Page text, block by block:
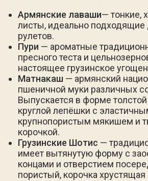
Армянские лаваши— тонкие,
листы, идеально подходящие
рулетов.
Пури — ароматные
пресного теста и
настоящее грузинское
Матнакаш — армянский
пшеничной муки различных
Выпускается в форме
круглой лепёшки с
крупнопористым мякишем и
корочкой.
Грузинские Шотис —
имеет вытянутую форму с
концами и отверстием
пористый, корочка хрустящая